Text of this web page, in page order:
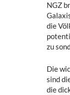
NGZ
die
zu
Die
sind
die